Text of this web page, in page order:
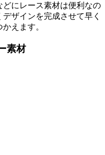
にレース素材は便利なの
ザインを完成させて早く
えます。
素材